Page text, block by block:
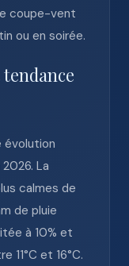
coupe-vent
ou en soirée.
évolution
La
calmes de
de pluie
à 10% et
11°C et 16°C.